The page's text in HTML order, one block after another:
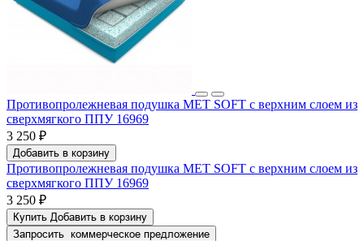
Противопролежневая подушка MET SOFT с верхним слоем из
сверхмягкого ППУ 16969
3 250 ₽
Добавить в корзину
Противопролежневая подушка MET SOFT с верхним слоем из
сверхмягкого ППУ 16969
3 250 ₽
Купить Добавить в корзину
Запросить коммерческое предложение